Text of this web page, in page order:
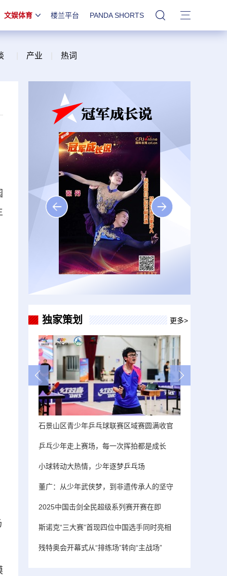
文娱体育 楼兰平台 PANDA SHORTS 站内搜索
产业 热词
独家策划 更多>
石景山区青少年乒乓球联赛区域赛圆满收官
乒乓少年走上赛场，每一次挥拍都是成长
小球转动大热情，少年逐梦乒乓场
董广：从少年武侠梦，到非遗传承人的坚守
2025中国击剑全民超级系列赛开赛在即
斯诺克“三大赛”首现四位中国选手同时亮相
残特奥会开幕式从“排练场”转向“主战场”